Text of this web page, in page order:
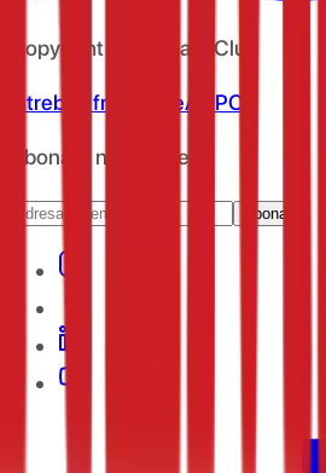
Copyright CashClub
Întrebări frecventeANPC
Abonare newsletter
Abonare